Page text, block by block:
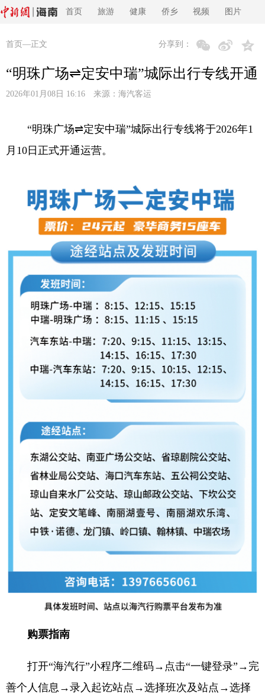
首页 旅游 健康 侨乡 视频 图片
首页 —正文 分享到：
“明珠广场⇌定安中瑞”城际出行专线开通
2026年01月08日 16:16 来源： 海汽客运
“明珠广场⇌定安中瑞”城际出行专线将于2026年1
月10日正式开通运营。
购票指南
打开“海汽行”小程序二维码→点击“一键登录”→完
善个人信息→录入起讫站点→选择班次及站点→选择